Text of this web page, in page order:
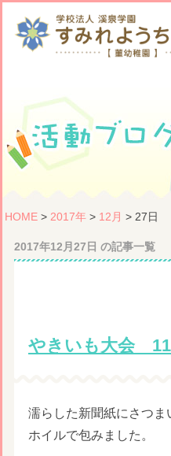
HOME> 2017年> 12月 > 27日
2017年12月27日 の記事一覧
やきいも大会 11
濡らした新聞紙にさつま
ホイルで包みました。